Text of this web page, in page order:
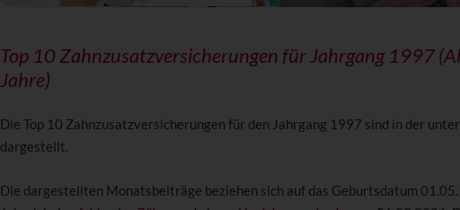
Top 10 Zahnzusatzversicherungen für Jahrgang 1997
Jahre)
Die Top 10 Zahnzusatzversicherungen für den Jahrgang 1997 sind in der
dargestellt.
Die dargestellten Monatsbeiträge beziehen sich auf das Geburtsdatum